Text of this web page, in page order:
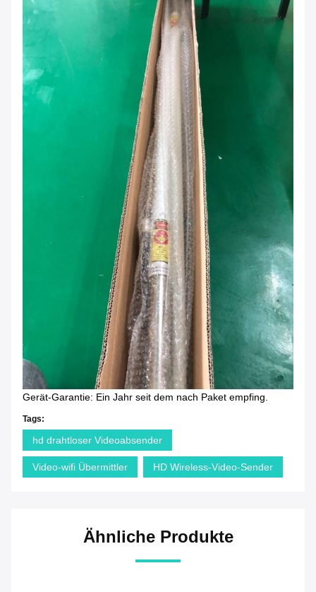
Gerät-Garantie: Ein Jahr seit dem nach Paket empfing.
Tags:
hd drahtloser Videoabsender
Video-wifi Übermittler HD Wireless-Video-Sender
Ähnliche Produkte